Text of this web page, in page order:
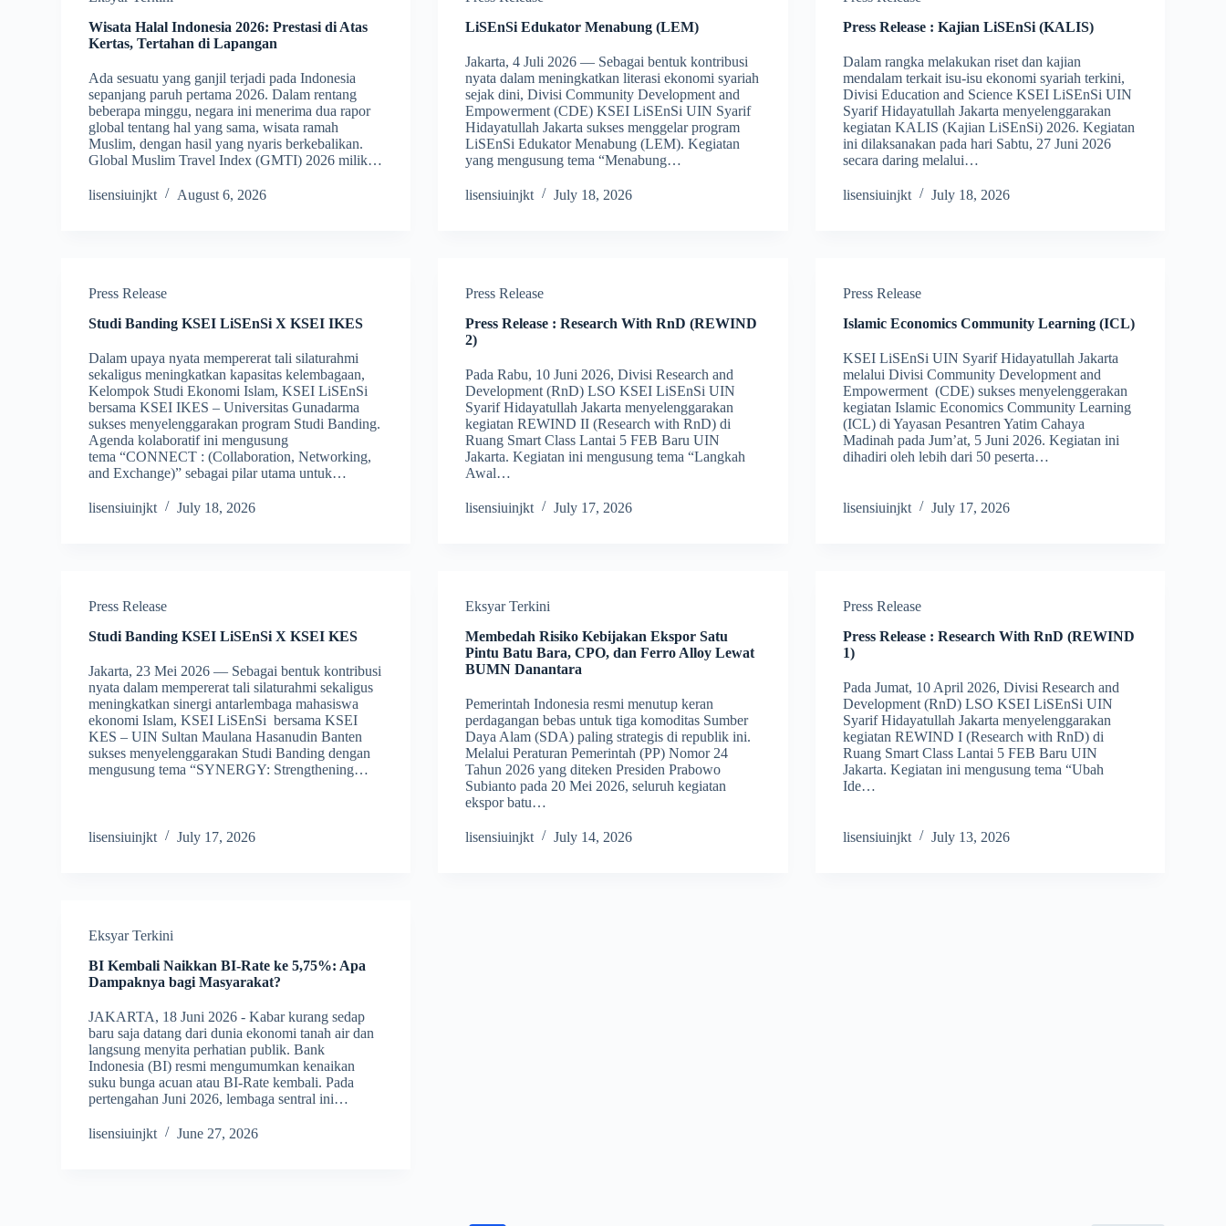
Wisata Halal Indonesia 2026: Prestasi di Atas
Kertas, Tertahan di Lapangan
Ada sesuatu yang ganjil terjadi pada Indonesia
sepanjang paruh pertama 2026. Dalam rentang
beberapa minggu, negara ini menerima dua rapor
global tentang hal yang sama, wisata ramah
Muslim, dengan hasil yang nyaris berkebalikan.
Global Muslim Travel Index (GMTI) 2026 milik…
lisensiuinjkt August 6, 2026
LiSEnSi Edukator Menabung (LEM)
Jakarta, 4 Juli 2026 — Sebagai bentuk kontribusi
nyata dalam meningkatkan literasi ekonomi syariah
sejak dini, Divisi Community Development and
Empowerment (CDE) KSEI LiSEnSi UIN Syarif
Hidayatullah Jakarta sukses menggelar program
LiSEnSi Edukator Menabung (LEM). Kegiatan
yang mengusung tema “Menabung…
lisensiuinjkt July 18, 2026
Press Release : Kajian LiSEnSi (KALIS)
Dalam rangka melakukan riset dan kajian
mendalam terkait isu-isu ekonomi syariah terkini,
Divisi Education and Science KSEI LiSEnSi UIN
Syarif Hidayatullah Jakarta menyelenggarakan
kegiatan KALIS (Kajian LiSEnSi) 2026. Kegiatan
ini dilaksanakan pada hari Sabtu, 27 Juni 2026
secara daring melalui…
lisensiuinjkt July 18, 2026
Press Release
Studi Banding KSEI LiSEnSi X KSEI IKES
Dalam upaya nyata mempererat tali silaturahmi
sekaligus meningkatkan kapasitas kelembagaan,
Kelompok Studi Ekonomi Islam, KSEI LiSEnSi
bersama KSEI IKES – Universitas Gunadarma
sukses menyelenggarakan program Studi Banding.
Agenda kolaboratif ini mengusung
tema “CONNECT : (Collaboration, Networking,
and Exchange)” sebagai pilar utama untuk…
lisensiuinjkt July 18, 2026
Press Release
Press Release : Research With RnD (REWIND
2)
Pada Rabu, 10 Juni 2026, Divisi Research and
Development (RnD) LSO KSEI LiSEnSi UIN
Syarif Hidayatullah Jakarta menyelenggarakan
kegiatan REWIND II (Research with RnD) di
Ruang Smart Class Lantai 5 FEB Baru UIN
Jakarta. Kegiatan ini mengusung tema “Langkah
Awal…
lisensiuinjkt July 17, 2026
Press Release
Islamic Economics Community Learning (ICL)
KSEI LiSEnSi UIN Syarif Hidayatullah Jakarta
melalui Divisi Community Development and
Empowerment (CDE) sukses menyelenggerakan
kegiatan Islamic Economics Community Learning
(ICL) di Yayasan Pesantren Yatim Cahaya
Madinah pada Jum’at, 5 Juni 2026. Kegiatan ini
dihadiri oleh lebih dari 50 peserta…
lisensiuinjkt July 17, 2026
Press Release
Studi Banding KSEI LiSEnSi X KSEI KES
Jakarta, 23 Mei 2026 — Sebagai bentuk kontribusi
nyata dalam mempererat tali silaturahmi sekaligus
meningkatkan sinergi antarlembaga mahasiswa
ekonomi Islam, KSEI LiSEnSi bersama KSEI
KES – UIN Sultan Maulana Hasanudin Banten
sukses menyelenggarakan Studi Banding dengan
mengusung tema “SYNERGY: Strengthening…
lisensiuinjkt July 17, 2026
Eksyar Terkini
Membedah Risiko Kebijakan Ekspor Satu
Pintu Batu Bara, CPO, dan Ferro Alloy Lewat
BUMN Danantara
Pemerintah Indonesia resmi menutup keran
perdagangan bebas untuk tiga komoditas Sumber
Daya Alam (SDA) paling strategis di republik ini.
Melalui Peraturan Pemerintah (PP) Nomor 24
Tahun 2026 yang diteken Presiden Prabowo
Subianto pada 20 Mei 2026, seluruh kegiatan
ekspor batu…
lisensiuinjkt July 14, 2026
Press Release
Press Release : Research With RnD (REWIND
1)
Pada Jumat, 10 April 2026, Divisi Research and
Development (RnD) LSO KSEI LiSEnSi UIN
Syarif Hidayatullah Jakarta menyelenggarakan
kegiatan REWIND I (Research with RnD) di
Ruang Smart Class Lantai 5 FEB Baru UIN
Jakarta. Kegiatan ini mengusung tema “Ubah
Ide…
lisensiuinjkt July 13, 2026
Eksyar Terkini
BI Kembali Naikkan BI-Rate ke 5,75%: Apa
Dampaknya bagi Masyarakat?
JAKARTA, 18 Juni 2026 ­‑ Kabar kurang sedap
baru saja datang dari dunia ekonomi tanah air dan
langsung menyita perhatian publik. Bank
Indonesia (BI) resmi mengumumkan kenaikan
suku bunga acuan atau BI-Rate kembali. Pada
pertengahan Juni 2026, lembaga sentral ini…
lisensiuinjkt June 27, 2026